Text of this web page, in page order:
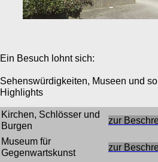
Ein Besuch lohnt sich:
Sehenswürdigkeiten, Museen und
Highlights
Kirchen, Schlösser und
Burgen
zur
Museum für
Gegenwartskunst
zur